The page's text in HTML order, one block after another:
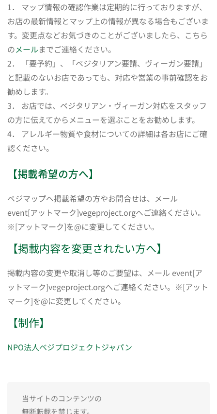
1． マップ情報の確認作業は定期的に行っておりますが、
お店の最新情報とマップ上の情報が異なる場合もございま
す。変更点などお気づきのことがございましたら、こちら
のメールまでご連絡ください。
2． 「要予約」、「ベジタリアン要請、ヴィーガン要請」
と記載のないお店であっても、対応や営業の事前確認をお
勧めします。
3． お店では、ベジタリアン・ヴィーガン対応をスタッフ
の方に伝えてからメニューを選ぶことをお勧めします。
4． アレルギー物質や食材についての詳細は各お店にご確
認ください。
【掲載希望の方へ】
ベジマップへ掲載希望の方やお問合せは、メール
event[アットマーク]vegeproject.orgへご連絡ください。
※[アットマーク]を@に変更してください。
【掲載内容を変更されたい方へ】
掲載内容の変更や取消し等のご要望は、メール event[ア
ットマーク]vegeproject.orgへご連絡ください。※[アット
マーク]を@に変更してください。
【制作】
NPO法人ベジプロジェクトジャパン
当サイトのコンテンツの
無断転載を禁じます。